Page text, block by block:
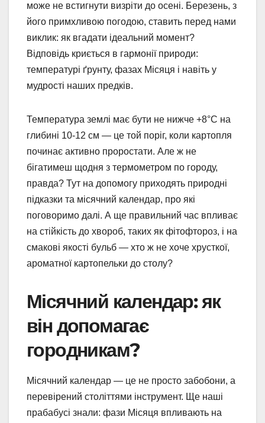
може не встигнути визріти до осені. Березень, з
його примхливою погодою, ставить перед нами
виклик: як вгадати ідеальний момент?
Відповідь криється в гармонії природи:
температурі ґрунту, фазах Місяця і навіть у
мудрості наших предків.
Температура землі має бути не нижче +8°C на
глибині 10-12 см — це той поріг, коли картопля
починає активно проростати. Але ж не
бігатимеш щодня з термометром по городу,
правда? Тут на допомогу приходять природні
підказки та місячний календар, про які
поговоримо далі. А ще правильний час впливає
на стійкість до хвороб, таких як фітофтороз, і на
смакові якості бульб — хто ж не хоче хрусткої,
ароматної картопельки до столу?
Місячний календар: як
він допомагає
городникам?
Місячний календар — це не просто забобони, а
перевірений століттями інструмент. Ще наші
прабабусі знали: фази Місяця впливають на